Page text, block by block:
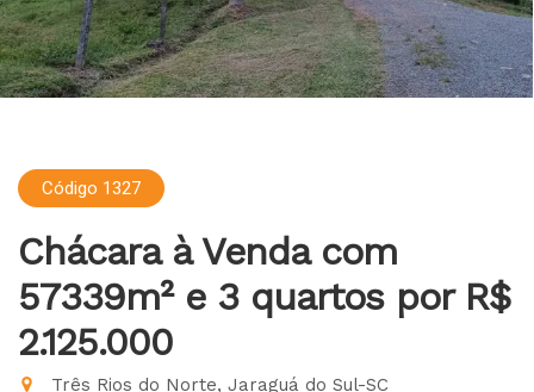
Código 1327
Chácara à Venda com
57339m² e 3 quartos por R$
2.125.000
Três Rios do Norte, Jaraguá do Sul-SC